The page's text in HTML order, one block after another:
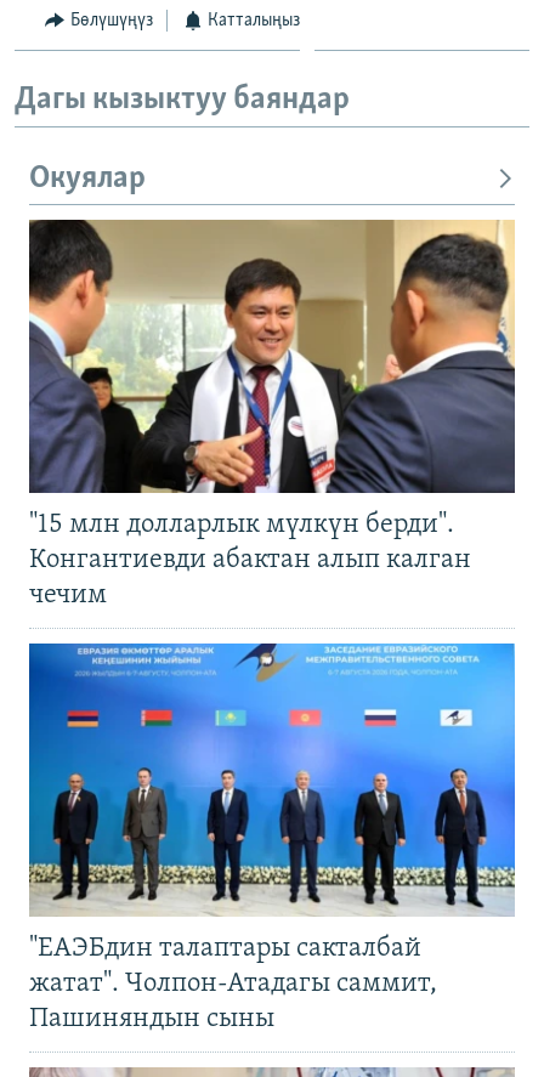
Бөлүшүңүз Катталыңыз
Дагы кызыктуу баяндар
Окуялар
"15 млн долларлык мүлкүн берди".
Конгантиевди абактан алып калган
чечим
"ЕАЭБдин талаптары сакталбай
жатат". Чолпон-Атадагы саммит,
Пашиняндын сыны